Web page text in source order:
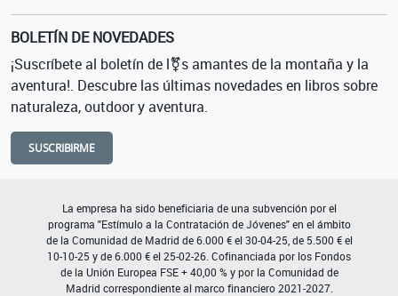
BOLETÍN DE NOVEDADES
¡Suscríbete al boletín de l⚧s amantes de la montaña y la
aventura!. Descubre las últimas novedades en libros sobre
naturaleza, outdoor y aventura.
SUSCRIBIRME
La empresa ha sido beneficiaria de una subvención por el
programa "Estímulo a la Contratación de Jóvenes" en el ámbito
de la Comunidad de Madrid de 6.000 € el 30-04-25, de 5.500 € el
10-10-25 y de 6.000 € el 25-02-26. Cofinanciada por los Fondos
de la Unión Europea FSE + 40,00 % y por la Comunidad de
Madrid correspondiente al marco financiero 2021-2027.